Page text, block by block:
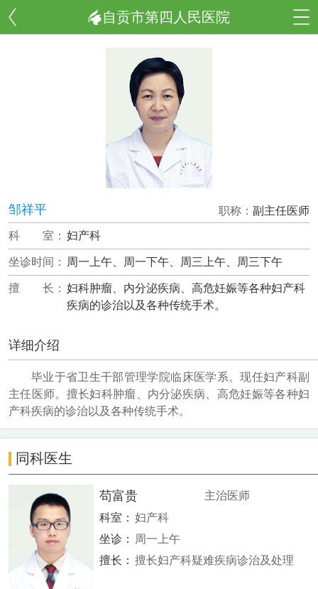
自贡市第四人民医院
邹祥平 职称： 副主任医师
科 室： 妇产科
坐诊时间： 周一上午、周一下午、周三上午、周三下午
擅 长： 妇科肿瘤、内分泌疾病、高危妊娠等各种妇产科
疾病的诊治以及各种传统手术。
详细介绍
毕业于省卫生干部管理学院临床医学系。现任妇产科副
主任医师。擅长妇科肿瘤、内分泌疾病、高危妊娠等各种妇
产科疾病的诊治以及各种传统手术。
同科医生
苟富贵
主治医师
科室： 妇产科
坐诊：
周一上午
擅长： 擅长妇产科疑难疾病诊治及处理